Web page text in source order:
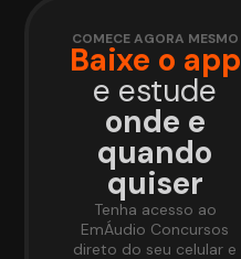
COMECE AGORA MESMO
Baixe o app
e estude
onde e
quando
quiser
Tenha acesso ao
EmÁudio Concursos
direto do seu celular e